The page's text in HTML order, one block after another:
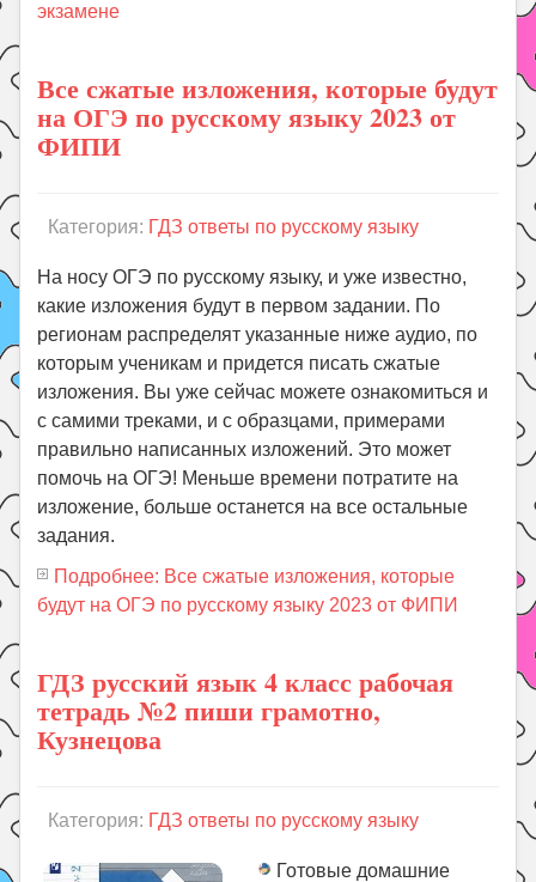
экзамене
Все сжатые изложения, которые будут
на ОГЭ по русскому языку 2023 от
ФИПИ
Категория: ГДЗ ответы по русскому языку
На носу ОГЭ по русскому языку, и уже известно,
какие изложения будут в первом задании. По
регионам распределят указанные ниже аудио, по
которым ученикам и придется писать сжатые
изложения. Вы уже сейчас можете ознакомиться и
с самими треками, и с образцами, примерами
правильно написанных изложений. Это может
помочь на ОГЭ! Меньше времени потратите на
изложение, больше останется на все остальные
задания.
Подробнее: Все сжатые изложения, которые
будут на ОГЭ по русскому языку 2023 от ФИПИ
ГДЗ русский язык 4 класс рабочая
тетрадь №2 пиши грамотно,
Кузнецова
Категория: ГДЗ ответы по русскому языку
Готовые домашние